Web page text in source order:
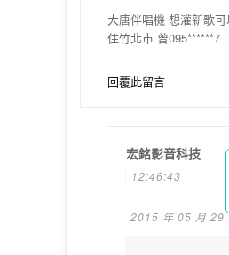
大唐伴唱機 想灌新歌
住竹北市 曾095******7
回覆此留言
宏銘影音科技
12:46:43
2015 年 05 月 29